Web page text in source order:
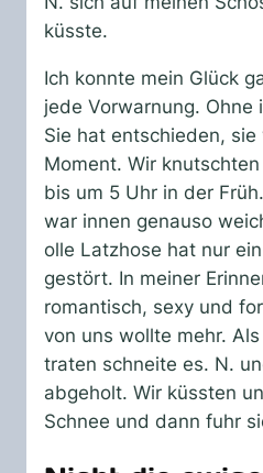
küsste.
Ich konnte mein Glück
jede Vorwarnung. Ohne
Sie hat entschieden,
Moment. Wir
bis um 5 Uhr in der
war innen genauso
olle Latzhose hat nur
gestört. In meiner
romantisch, sexy und
von uns wollte mehr.
traten schneite es. N.
abgeholt. Wir küssten
Schnee und dann fuhr